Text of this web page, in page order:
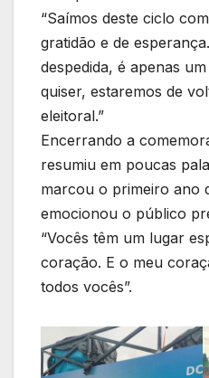
“Saímos deste ciclo
gratidão e de
despedida, é apenas
quiser, estaremos de
eleitoral.”
Encerrando a
resumiu em poucas
marcou o primeiro ano
emocionou o público
“Vocês têm um lugar
coração. E o meu
todos vocês”.